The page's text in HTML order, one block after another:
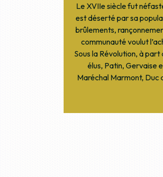
Le XVIIe siècle fut
est déserté par sa
brûlements,
communauté voulut
Sous la Révolution, à
élus, Patin, Gervaise
Maréchal Marmont, Duc